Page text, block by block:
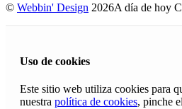
© Webbin' Design 2026A día de hoy
Uso de cookies
Este sitio web utiliza cookies para
nuestra política de cookies, pinche